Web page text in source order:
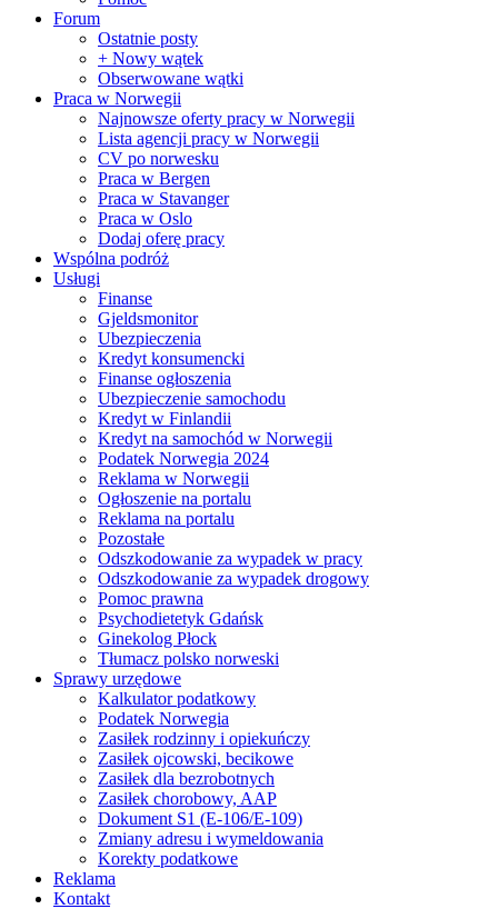
Forum
Ostatnie posty
+ Nowy wątek
Obserwowane wątki
Praca w Norwegii
Najnowsze oferty pracy w Norwegii
Lista agencji pracy w Norwegii
CV po norwesku
Praca w Bergen
Praca w Stavanger
Praca w Oslo
Dodaj oferę pracy
Wspólna podróż
Usługi
Finanse
Gjeldsmonitor
Ubezpieczenia
Kredyt konsumencki
Finanse ogłoszenia
Ubezpieczenie samochodu
Kredyt w Finlandii
Kredyt na samochód w Norwegii
Podatek Norwegia 2024
Reklama w Norwegii
Ogłoszenie na portalu
Reklama na portalu
Pozostałe
Odszkodowanie za wypadek w pracy
Odszkodowanie za wypadek drogowy
Pomoc prawna
Psychodietetyk Gdańsk
Ginekolog Płock
Tłumacz polsko norweski
Sprawy urzędowe
Kalkulator podatkowy
Podatek Norwegia
Zasiłek rodzinny i opiekuńczy
Zasiłek ojcowski, becikowe
Zasiłek dla bezrobotnych
Zasiłek chorobowy, AAP
Dokument S1 (E-106/E-109)
Zmiany adresu i wymeldowania
Korekty podatkowe
Reklama
Kontakt